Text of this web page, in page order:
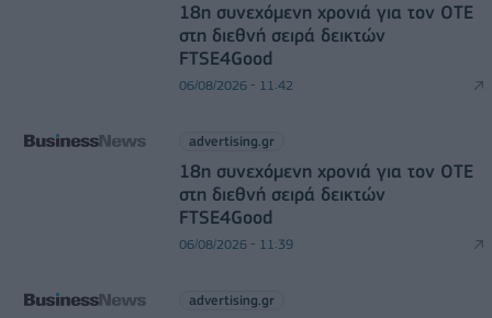
18η συνεχόμενη χρονιά για τον ΟΤΕ
στη διεθνή σειρά δεικτών
FTSE4Good
06/08/2026 - 11:42
advertising.gr
18η συνεχόμενη χρονιά για τον ΟΤΕ
στη διεθνή σειρά δεικτών
FTSE4Good
06/08/2026 - 11:39
advertising.gr